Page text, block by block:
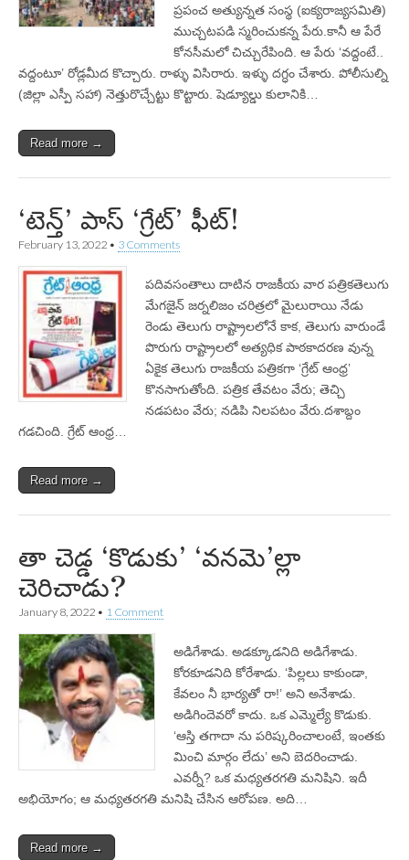
ప్రపంచ అత్యున్నత సంస్థ (ఐక్యరాజ్యసమితి)
ముచ్చటపడి స్మరించుకన్న పేరు.కానీ ఆ పేరే
కోనసీమలో చిచ్చురేపింది. ఆ పేరు ‘వద్దంటే..
వద్దంటూ’ రోడ్లమీద కొచ్చారు. రాళ్ళు విసిరారు. ఇళ్ళు దగ్ధం చేశారు. పోలీసుల్ని
(జిల్లా ఎస్పీ సహా) నెత్తురొచ్చేట్టు కొట్టారు. షెడ్యూల్డు కులానికి…
Read more →
‘టెన్త్‌’ పాస్‌ ‘గ్రేట్‌’ ఫీట్‌!
February 13, 2022 • 3 Comments
పదివసంతాలు దాటిన రాజకీయ వార పత్రికతెలుగు
మేగజైన్‌ జర్నలిజం చరిత్రలో మైలురాయి నేడు
రెండు తెలుగు రాష్ట్రాలలోనే కాక, తెలుగు వారుండే
పొరుగు రాష్ట్రాలలో అత్యధిక పాఠకాదరణ వున్న
ఏకైక తెలుగు రాజకీయ పత్రికగా ‘గ్రేట్‌ ఆంధ్ర’
కొనసాగుతోంది. పత్రిక తేవటం వేరు; తెచ్చి
నడపటం వేరు; నడిపి నిలపటం వేరు.దశాబ్దం
గడచింది. గ్రేట్‌ ఆంధ్ర…
Read more →
తా చెడ్డ ‘కొడుకు’ ‘వనమె’ల్లా
చెరిచాడు?
January 8, 2022 • 1 Comment
అడిగేశాడు. అడక్కూడనిది అడిగేశాడు.
కోరకూడనిది కోరేశాడు. ‘పిల్లలు కాకుండా,
కేవలం నీ భార్యతో రా!’ అని అనేశాడు.
అడిగిందెవరో కాదు. ఒక ఎమ్మెల్యే కొడుకు.
‘ఆస్తి తగాదా ను పరిష్కరించాలంటే, ఇంతకు
మించి మార్గం లేదు’ అని బెదరించాడు.
ఎవర్నీ? ఒక మధ్యతరగతి మనిషిని. ఇదీ
అభియోగం; ఆ మధ్యతరగతి మనిషి చేసిన ఆరోపణ. అది…
Read more →